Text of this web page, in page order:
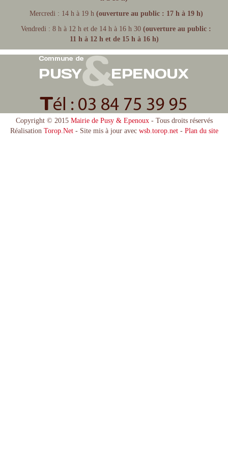
Mercredi : 14 h à 19 h(ouverture au public : 17 h à 19 h)
Vendredi : 8 h à 12 h et de 14 h à 16 h 30 (ouverture au public :
11 h à 12 h et de 15 h à 16 h)
Copyright © 2015 Mairie de Pusy & Epenoux- Tous droits réservés
Réalisation Torop.Net- Site mis à jour avec wsb.torop.net- Plan du site